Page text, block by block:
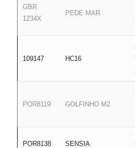
GBR
1234X
PEDE MAR
109147 HC16
POR8119 GOLFINHO M2
POR8138 SENSIA